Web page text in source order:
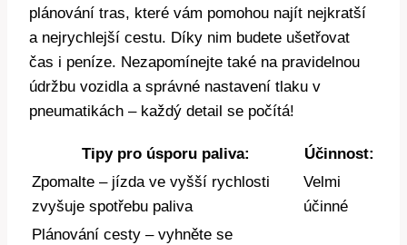
plánování tras, které vám pomohou najít nejkratší
a nejrychlejší cestu. Díky nim budete ušetřovat
čas i peníze. Nezapomínejte také na pravidelnou
údržbu vozidla a správné nastavení tlaku v
pneumatikách – každý detail se počítá!
Tipy pro úsporu paliva:
Účinnost:
Zpomalte – jízda ve vyšší rychlosti
zvyšuje spotřebu paliva
Velmi
účinné
Plánování cesty – vyhněte se